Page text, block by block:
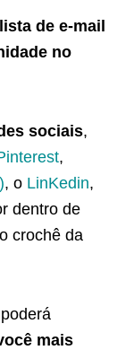
lista de e-mail
no
sociais,
,
, o LinKedin,
dentro de
crochê da
mais